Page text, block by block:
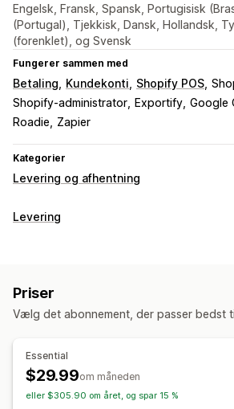
Engelsk, Fransk, Spansk, Portugisisk
(Portugal), Tjekkisk, Dansk, Hollandsk,
(forenklet), og Svensk
Fungerer sammen med
Betaling Kundekonti Shopify POS
Shopify-administrator
Exportify Google
Roadie
Zapier
Kategorier
Levering og afhentning
Leveringsmuligheder
Afhentningsmuligheder
Datovælger
Sporing i realtid
SMS-notifikationer
Mailnotifikationer
Levering
Leveringsdato
Leveringspriser
Sporing i realtid
Leveringsanalyse
Priser
Vælg det abonnement, der passer bedst
Essential
$29.99om måneden
eller $305.90 om året, og spar 15 %